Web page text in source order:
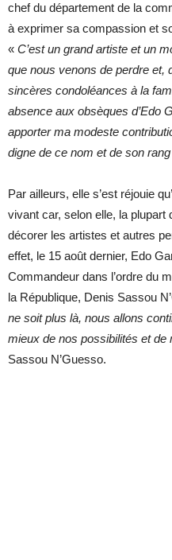
chef du département de la
à exprimer sa compassion et
« C’est un grand artiste et un
que nous venons de perdre et,
sincères condoléances à la
absence aux obsèques d’Edo
apporter ma modeste
digne de ce nom et de son rang
Par ailleurs, elle s’est réjouie
vivant car, selon elle, la
décorer les artistes et autres
effet, le 15 août dernier, Edo
Commandeur dans l’ordre du
la République, Denis Sassou
ne soit plus là, nous allons
mieux de nos possibilités et de
Sassou N’Guesso.